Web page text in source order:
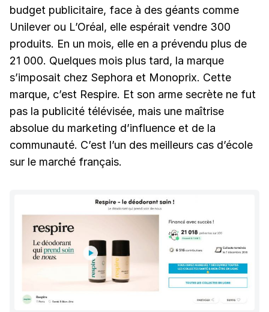
budget publicitaire, face à des géants comme
Unilever ou L’Oréal, elle espérait vendre 300
produits. En un mois, elle en a prévendu plus de
21 000. Quelques mois plus tard, la marque
s’imposait chez Sephora et Monoprix. Cette
marque, c’est Respire. Et son arme secrète ne fut
pas la publicité télévisée, mais une maîtrise
absolue du marketing d’influence et de la
communauté. C’est l’un des meilleurs cas d’école
sur le marché français.